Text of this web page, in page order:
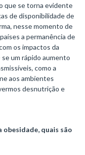
que se torna evidente
de disponibilidade de
nesse momento de
a permanência de
os impactos da
um rápido aumento
como a
aos ambientes
desnutrição e
obesidade, quais são